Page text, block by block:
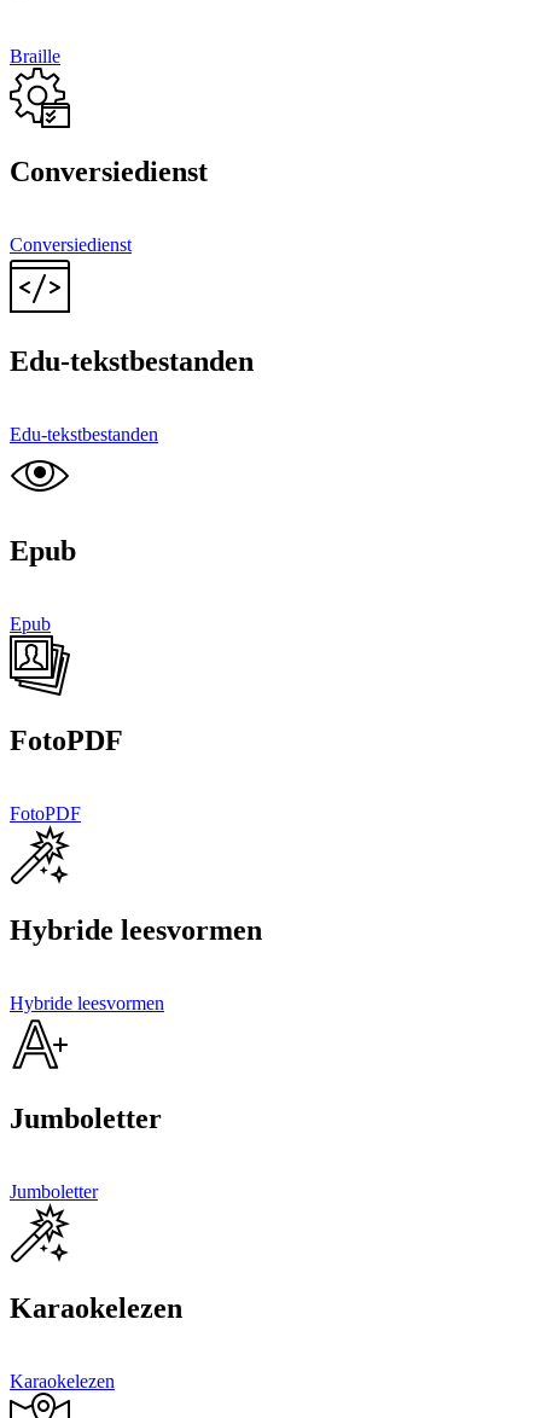
Braille
Conversiedienst
Conversiedienst
Edu-tekstbestanden
Edu-tekstbestanden
Epub
Epub
FotoPDF
FotoPDF
Hybride leesvormen
Hybride leesvormen
Jumboletter
Jumboletter
Karaokelezen
Karaokelezen